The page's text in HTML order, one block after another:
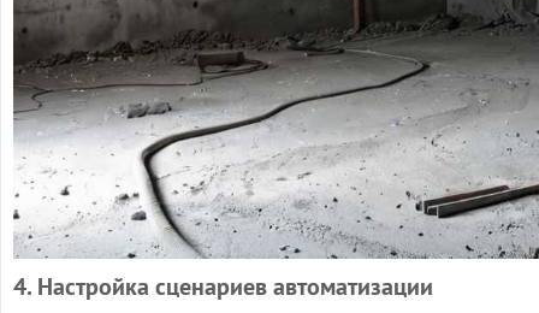
4. Настройка сценариев автоматизации